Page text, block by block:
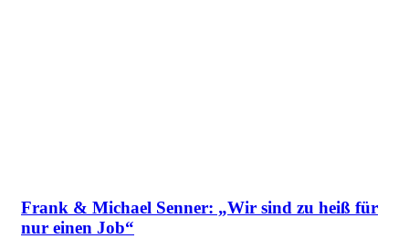
Frank & Michael Senner: „Wir sind zu heiß für
nur einen Job“